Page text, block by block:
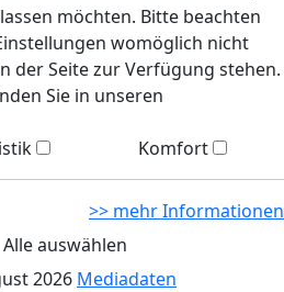
möchten. Bitte beachten
womöglich nicht
der Seite zur Verfügung stehen.
Sie in unseren
Komfort
>> mehr Informationen
Alle auswählen
2026 Mediadaten